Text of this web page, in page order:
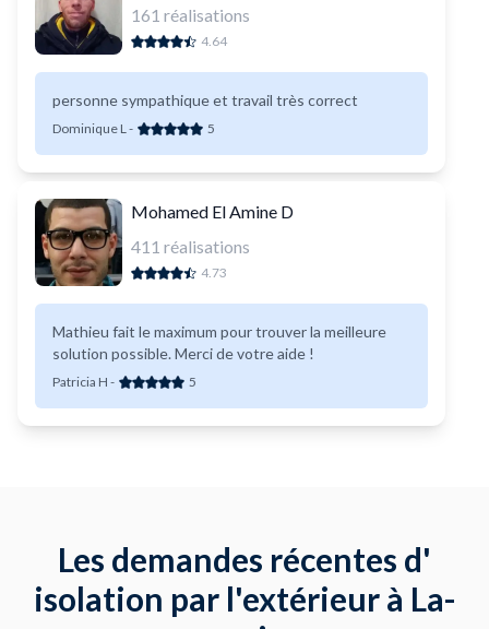
161 réalisations
4.64
personne sympathique et travail très correct
Dominique L - 5
Mohamed El Amine D
411 réalisations
4.73
Mathieu fait le maximum pour trouver la meilleure
solution possible. Merci de votre aide !
Patricia H - 5
Les demandes récentes d'
isolation par l'extérieur à La-